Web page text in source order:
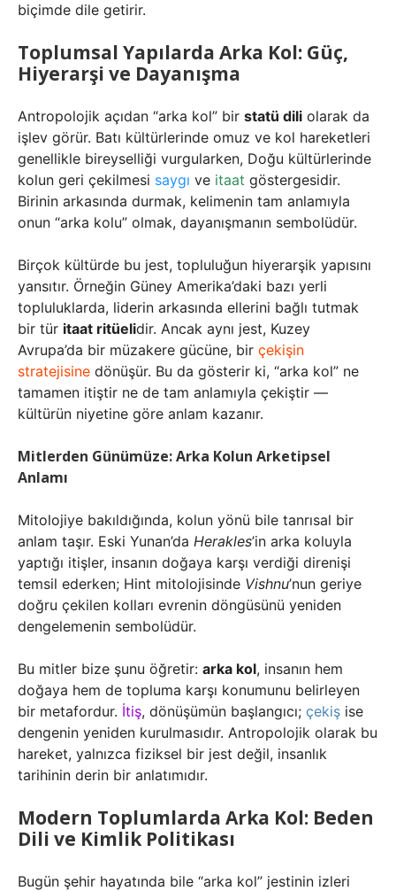
biçimde dile getirir.
Toplumsal Yapılarda Arka Kol: Güç,
Hiyerarşi ve Dayanışma
Antropolojik açıdan “arka kol” bir statü dili olarak da
işlev görür. Batı kültürlerinde omuz ve kol hareketleri
genellikle bireyselliği vurgularken, Doğu kültürlerinde
kolun geri çekilmesi saygı ve itaat göstergesidir.
Birinin arkasında durmak, kelimenin tam anlamıyla
onun “arka kolu” olmak, dayanışmanın sembolüdür.
Birçok kültürde bu jest, topluluğun hiyerarşik yapısını
yansıtır. Örneğin Güney Amerika’daki bazı yerli
topluluklarda, liderin arkasında ellerini bağlı tutmak
bir tür itaat ritüelidir. Ancak aynı jest, Kuzey
Avrupa’da bir müzakere gücüne, bir çekişin
stratejisine dönüşür. Bu da gösterir ki, “arka kol” ne
tamamen itiştir ne de tam anlamıyla çekiştir —
kültürün niyetine göre anlam kazanır.
Mitlerden Günümüze: Arka Kolun Arketipsel
Anlamı
Mitolojiye bakıldığında, kolun yönü bile tanrısal bir
anlam taşır. Eski Yunan’da Herakles’in arka koluyla
yaptığı itişler, insanın doğaya karşı verdiği direnişi
temsil ederken; Hint mitolojisinde Vishnu’nun geriye
doğru çekilen kolları evrenin döngüsünü yeniden
dengelemenin sembolüdür.
Bu mitler bize şunu öğretir: arka kol, insanın hem
doğaya hem de topluma karşı konumunu belirleyen
bir metafordur. İtiş, dönüşümün başlangıcı; çekiş ise
dengenin yeniden kurulmasıdır. Antropolojik olarak bu
hareket, yalnızca fiziksel bir jest değil, insanlık
tarihinin derin bir anlatımıdır.
Modern Toplumlarda Arka Kol: Beden
Dili ve Kimlik Politikası
Bugün şehir hayatında bile “arka kol” jestinin izleri